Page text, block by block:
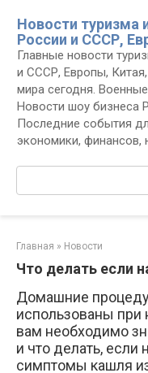
контенту
Новости туризма
России и СССР,
Главные новости
и СССР, Европы,
мира сегодня.
Новости шоу бизнеса
Последние события
экономики, финансов,
Поиск:
Главная » Новости
Что делать если
Домашние
использованы
вам необходимо
и что делать, если
симптомы кашля